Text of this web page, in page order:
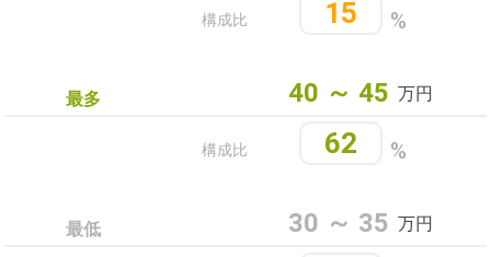
%
15
構成比
最多 40 ～ 45 万円
%
62
構成比
最低 30 ～ 35 万円